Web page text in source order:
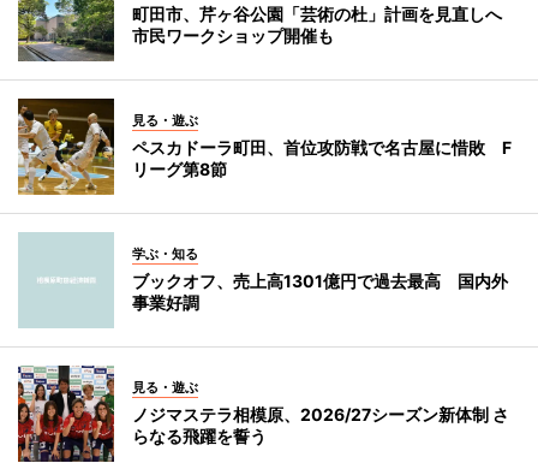
町田市、芹ヶ谷公園「芸術の杜」計画を見直しへ
市民ワークショップ開催も
見る・遊ぶ
ペスカドーラ町田、首位攻防戦で名古屋に惜敗 F
リーグ第8節
学ぶ・知る
ブックオフ、売上高1301億円で過去最高 国内外
事業好調
見る・遊ぶ
ノジマステラ相模原、2026/27シーズン新体制 さ
らなる飛躍を誓う